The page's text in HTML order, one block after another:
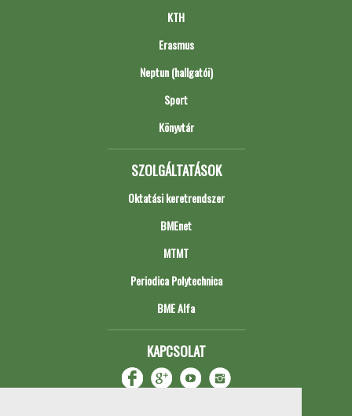
KTH
Erasmus
Neptun (hallgatói)
Sport
Könyvtár
SZOLGÁLTATÁSOK
Oktatási keretrendszer
BMEnet
MTMT
Periodica Polytechnica
BME Alfa
KAPCSOLAT